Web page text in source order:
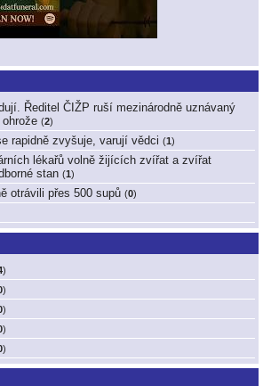
Ředitel ČIŽP ruší mezinárodně uznávaný
(2)
rapidně zvyšuje, varují vědci (1)
lékařů volně žijících zvířat a zvířat
stan (1)
otrávili přes 500 supů (0)
)
)
)
)
)